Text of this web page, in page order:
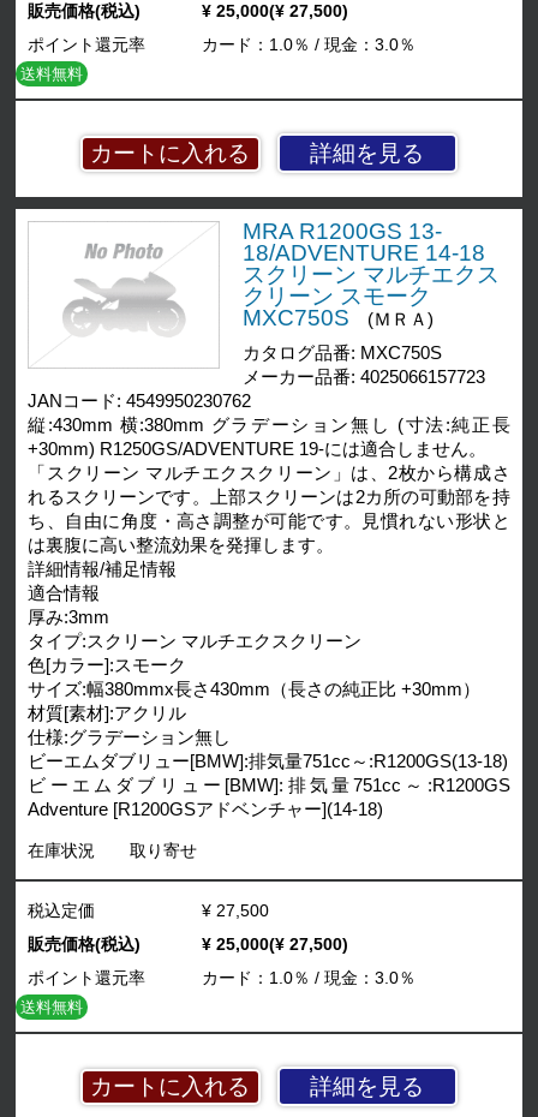
詳細を見る
販売価格(税込)
¥ 25,000(¥ 27,500)
ポイント還元率
カード：1.0％ / 現金：3.0％
送料無料
MRA R1200GS 13-
18/ADVENTURE 14-18
スクリーン マルチエクス
クリーン スモーク
MXC750S
(ＭＲＡ)
カタログ品番: MXC750S
メーカー品番: 4025066157723
JANコード: 4549950230762
縦:430mm 横:380mm グラデーション無し (寸法:純正長
+30mm) R1250GS/ADVENTURE 19-には適合しません。
「スクリーン マルチエクスクリーン」は、2枚から構成さ
れるスクリーンです。上部スクリーンは2カ所の可動部を持
ち、自由に角度・高さ調整が可能です。見慣れない形状と
は裏腹に高い整流効果を発揮します。
詳細情報/補足情報
適合情報
厚み:3mm
タイプ:スクリーン マルチエクスクリーン
色[カラー]:スモーク
サイズ:幅380mmx長さ430mm（長さの純正比 +30mm）
材質[素材]:アクリル
仕様:グラデーション無し
ビーエムダブリュー[BMW]:排気量751cc～:R1200GS(13-18)
ビーエムダブリュー[BMW]:排気量751cc～:R1200GS
Adventure [R1200GSアドベンチャー](14-18)
在庫状況 取り寄せ
詳細を見る
税込定価
¥ 27,500
販売価格(税込)
¥ 25,000(¥ 27,500)
ポイント還元率
カード：1.0％ / 現金：3.0％
送料無料